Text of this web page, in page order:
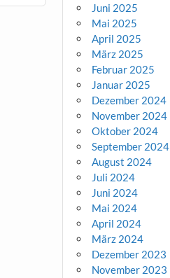
Juni 2025
Mai 2025
April 2025
März 2025
Februar 2025
Januar 2025
Dezember 2024
November 2024
Oktober 2024
September 2024
August 2024
Juli 2024
Juni 2024
Mai 2024
April 2024
März 2024
Dezember 2023
November 2023